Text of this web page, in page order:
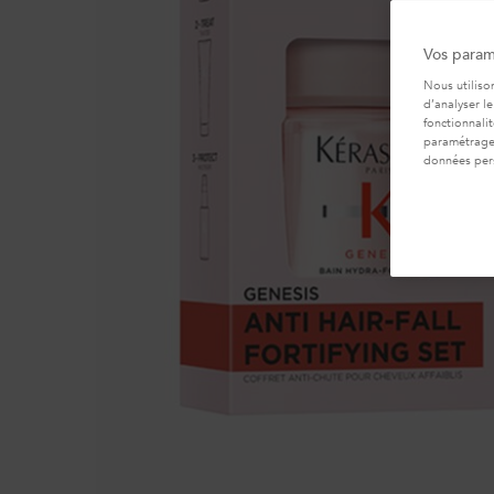
Vos
Nous
d’analyser
données